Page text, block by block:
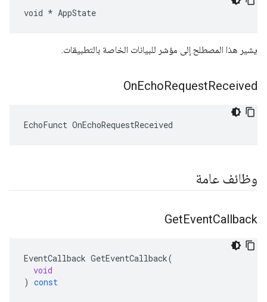
void * AppState
يشير هذا المصطلح إلى مؤشر للبيانات الخاصة بالتطبيقات.
OnEchoRequestReceived
EchoFunct OnEchoRequestReceived
وظائف عامة
GetEventCallback
EventCallback GetEventCallback(
void
) const